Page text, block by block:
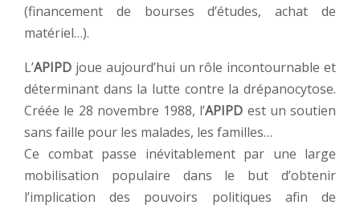
(financement de bourses d’études, achat de
matériel…).
L’APIPD joue aujourd’hui un rôle incontournable et
déterminant dans la lutte contre la drépanocytose.
Créée le 28 novembre 1988, l’APIPD est un soutien
sans faille pour les malades, les familles…
Ce combat passe inévitablement par une large
mobilisation populaire dans le but d’obtenir
l’implication des pouvoirs politiques afin de